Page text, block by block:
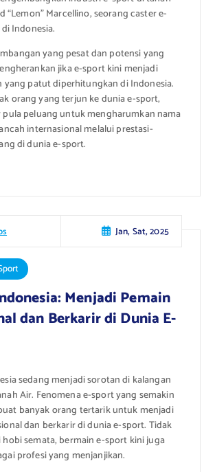
“Lemon” Marcellino, seorang caster e-
Indonesia.
yang pesat dan potensi yang
jika e-sport kini menjadi
yang patut diperhitungkan di Indonesia.
orang yang terjun ke dunia e-sport,
pula peluang untuk mengharumkan nama
internasional melalui prestasi-
di dunia e-sport.
Jan, Sat, 2025
Menjadi Pemain
dan Berkarir di Dunia E-
sedang menjadi sorotan di kalangan
Air. Fenomena e-sport yang semakin
banyak orang tertarik untuk menjadi
dan berkarir di dunia e-sport. Tidak
hobi semata, bermain e-sport kini juga
profesi yang menjanjikan.